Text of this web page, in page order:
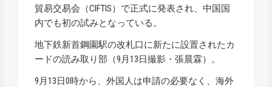
貿易交易会（CIFTIS）で正式に発表され、中国国
内でも初の試みとなっている。
地下鉄新首鋼園駅の改札口に新たに設置されたカ
ードの読み取り部（9月13日撮影・張晨霖）。
9月13日0時から、外国人は申請の必要なく、海外